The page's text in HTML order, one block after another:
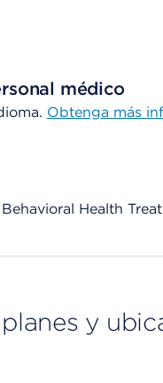
médico
Obtenga más
Health
y